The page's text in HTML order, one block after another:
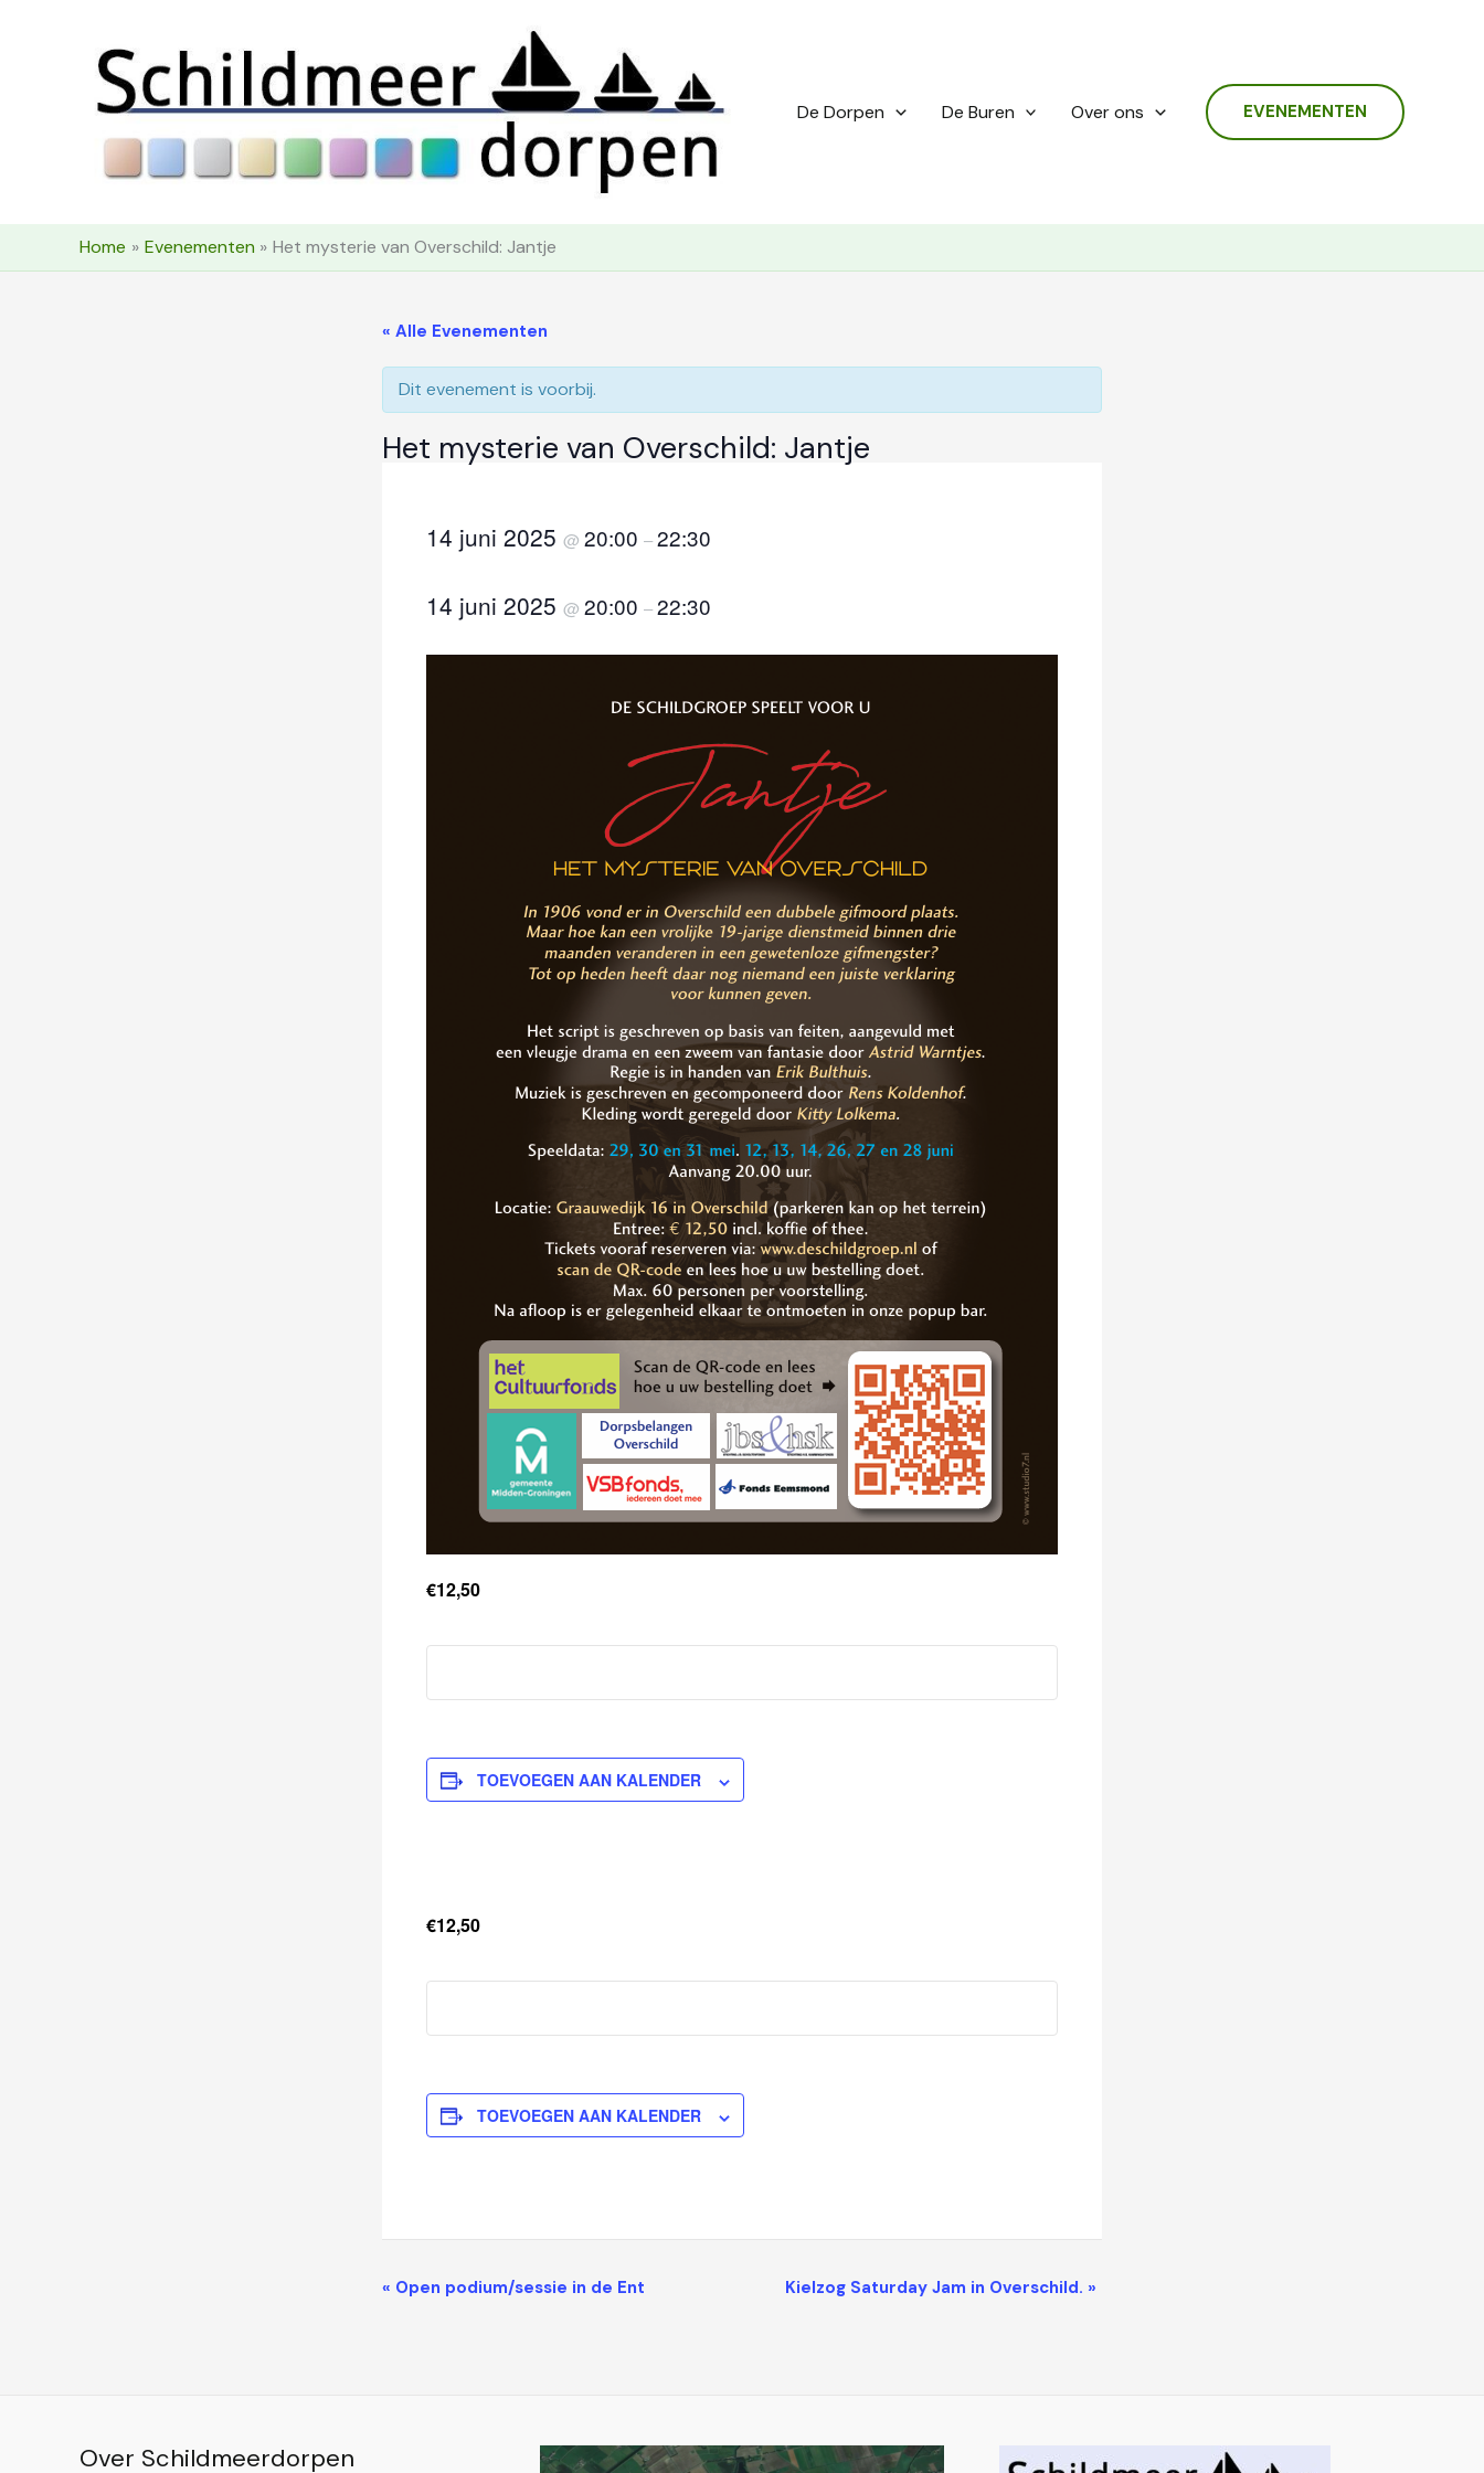
De Dorpen
De Buren Over ons EVENEMENTEN
Home Evenementen Het mysterie van Overschild: Jantje
« Alle Evenementen
Dit evenement is voorbij.
Het mysterie van Overschild: Jantje
14 juni 2025 @ 20:00 –22:30
14 juni 2025 @ 20:00 –22:30
€12,50
TOEVOEGEN AAN KALENDER
€12,50
TOEVOEGEN AAN KALENDER
Evenement
« Open podium/sessie in de Ent Kielzog Saturday Jam in Overschild. »
Over Schildmeerdorpen